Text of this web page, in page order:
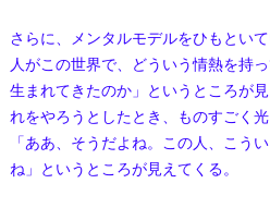
さらに、メンタルモデルをひもとい
人がこの世界で、どういう情熱を持
生まれてきたのか」というところが
れをやろうとしたとき、ものすごく
「ああ、そうだよね。この人、こう
ね」というところが見えてくる。